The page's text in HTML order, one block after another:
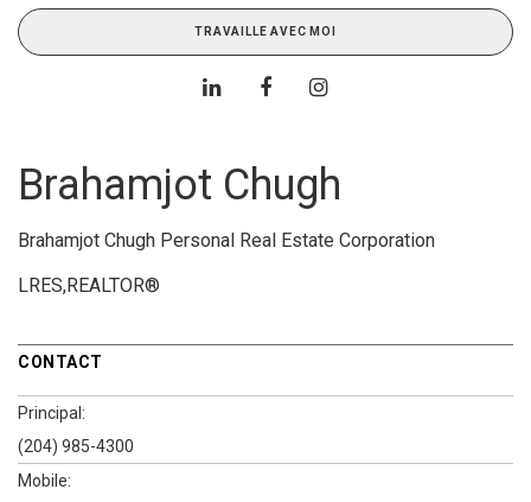
TRAVAILLE AVEC MOI
Brahamjot Chugh
Brahamjot Chugh Personal Real Estate Corporation
LRES,REALTOR®
CONTACT
Principal:
(204) 985-4300
Mobile: